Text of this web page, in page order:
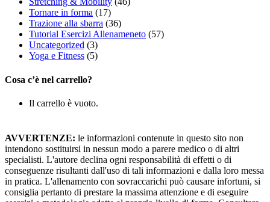
Tornare in forma (17)
Trazione alla sbarra (36)
Tutorial Esercizi Allenameneto (57)
Uncategorized (3)
Yoga e Fitness (5)
Cosa c’è nel carrello?
Il carrello è vuoto.
AVVERTENZE: le informazioni contenute in questo sito non
intendono sostituirsi in nessun modo a parere medico o di altri
specialisti. L'autore declina ogni responsabilità di effetti o di
conseguenze risultanti dall'uso di tali informazioni e dalla loro messa
in pratica. L'allenamento con sovraccarichi può causare infortuni, si
consiglia pertanto di prestare la massima attenzione e di eseguire